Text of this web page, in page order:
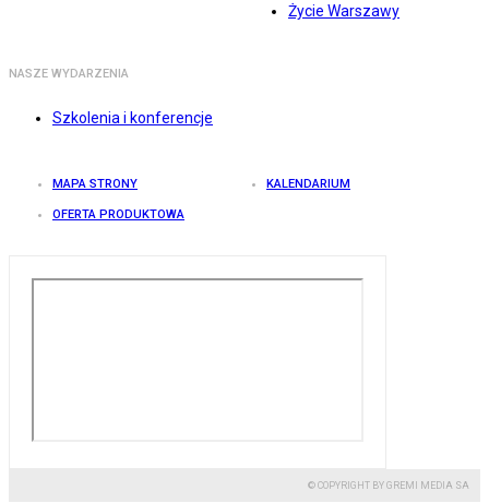
Życie Warszawy
NASZE WYDARZENIA
Szkolenia i konferencje
MAPA STRONY KALENDARIUM
OFERTA PRODUKTOWA
© COPYRIGHT BY GREMI MEDIA SA